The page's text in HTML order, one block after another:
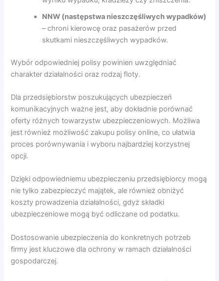
NNW (następstwa nieszczęśliwych wypadków)
– chroni kierowcę oraz pasażerów przed
skutkami nieszczęśliwych wypadków.
Wybór odpowiedniej polisy powinien uwzględniać
charakter działalności oraz rodzaj floty.
Dla przedsiębiorstw poszukujących ubezpieczeń
komunikacyjnych ważne jest, aby dokładnie porównać
oferty różnych towarzystw ubezpieczeniowych. Możliwa
jest również możliwość zakupu polisy online, co ułatwia
proces porównywania i wyboru najbardziej korzystnej
opcji.
Dzięki odpowiedniemu ubezpieczeniu przedsiębiorcy mogą
nie tylko zabezpieczyć majątek, ale również obniżyć
koszty prowadzenia działalności, gdyż składki
ubezpieczeniowe mogą być odliczane od podatku.
Dostosowanie ubezpieczenia do konkretnych potrzeb
firmy jest kluczowe dla ochrony w ramach działalności
gospodarczej.